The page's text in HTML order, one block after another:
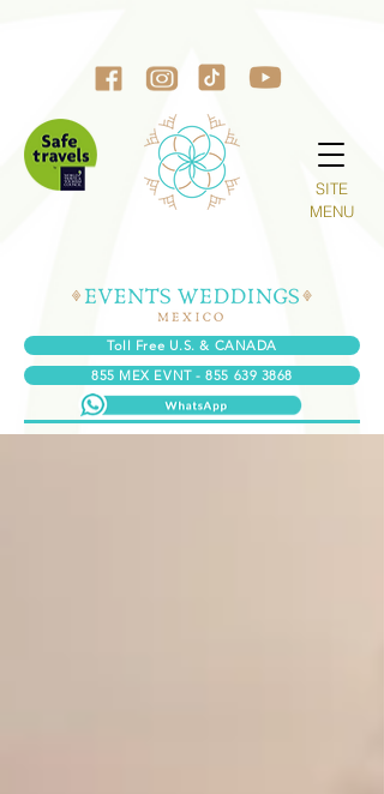
855 MEX EVNT - 855 639 3868
SITE
MENU
Toll Free U.S. & CANADA